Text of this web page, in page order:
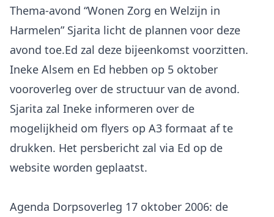
Thema-avond “Wonen Zorg en Welzijn in
Harmelen” Sjarita licht de plannen voor deze
avond toe.Ed zal deze bijeenkomst voorzitten.
Ineke Alsem en Ed hebben op 5 oktober
vooroverleg over de structuur van de avond.
Sjarita zal Ineke informeren over de
mogelijkheid om flyers op A3 formaat af te
drukken. Het persbericht zal via Ed op de
website worden geplaatst.
Agenda Dorpsoverleg 17 oktober 2006: de